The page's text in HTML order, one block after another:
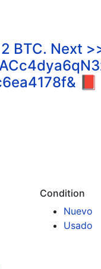
BTC. Next
📕
Condition
Nuevo
Usado